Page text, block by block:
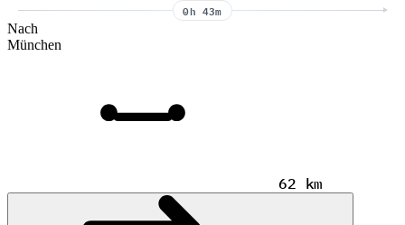
0h 43m
Nach
München
62 km